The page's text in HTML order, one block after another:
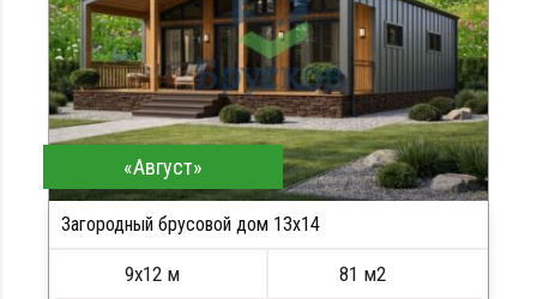
Металлические сваи 108 диаметр
«Август»
Загородный брусовой дом 13х14
9х12 м 81 м2